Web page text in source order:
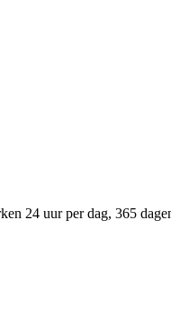
24 uur per dag, 365